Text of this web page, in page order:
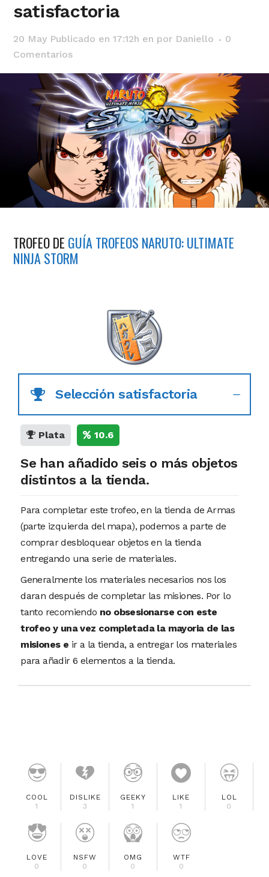
satisfactoria
20 May Publicado en 17:12h en por Daniello
0
Comentarios
TROFEO DE GUÍA TROFEOS NARUTO: ULTIMATE
NINJA STORM
Selección satisfactoria
Plata 10.6
Se han añadido seis o más objetos
distintos a la tienda.
Para completar este trofeo, en la tienda de Armas
(parte izquierda del mapa), podemos a parte de
comprar desbloquear objetos en la tienda
entregando una serie de materiales.
Generalmente los materiales necesarios nos los
daran después de completar las misiones. Por lo
tanto recomiendo no obsesionarse con este
trofeo y una vez completada la mayoria de las
misiones e ir a la tienda, a entregar los materiales
para añadir 6 elementos a la tienda.
COOL
1
DISLIKE
3
GEEKY
1
LIKE
1
LOL
0
LOVE
0
NSFW
0
OMG
0
WTF
0